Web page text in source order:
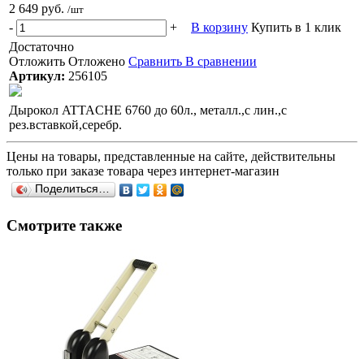
2 649 руб. /шт
- + В корзину Купить в 1 клик
Достаточно
Отложить Отложено Сравнить В сравнении
Артикул: 256105
Дырокол ATTACHE 6760 до 60л., металл.,с лин.,с
рез.вставкой,серебр.
Цены на товары, представленные на сайте, действительны
только при заказе товара через интернет-магазин
Поделиться…
Смотрите также